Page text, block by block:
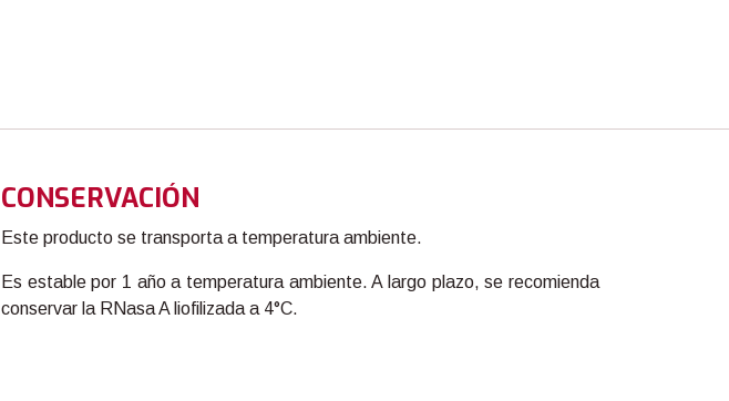
CONSERVACIÓN
Este producto se transporta a temperatura ambiente.
Es estable por 1 año a temperatura ambiente. A largo plazo, se recomienda
conservar la RNasa A liofilizada a 4°C.